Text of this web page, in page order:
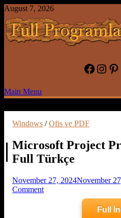
Skip
content
August 7, 2026
Full Program İndir
Main Menu
Windows /Ofis ve PDF
Microsoft Project
Full Türkçe
November 27, 2024November
Comment
Full